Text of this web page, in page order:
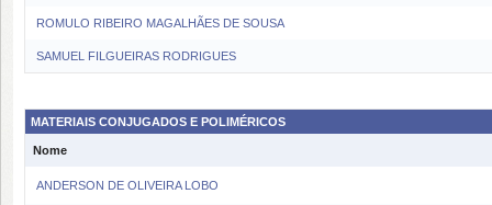
ROMULO RIBEIRO MAGALHÃES DE SOUSA
SAMUEL FILGUEIRAS RODRIGUES
MATERIAIS CONJUGADOS E POLIMÉRICOS
Nome
ANDERSON DE OLIVEIRA LOBO